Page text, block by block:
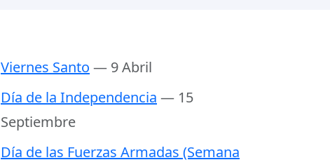
Viernes Santo — 9 Abril
Día de la Independencia — 15
Septiembre
Día de las Fuerzas Armadas (Semana